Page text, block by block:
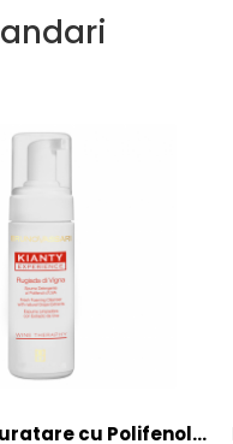
cu Polifenoli